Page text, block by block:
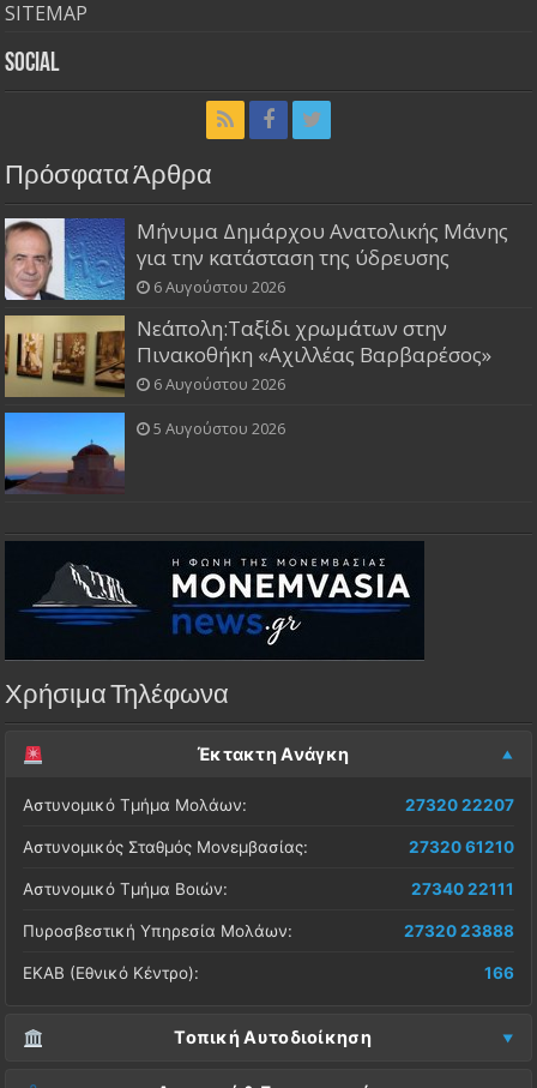
SITEMAP
Social
Πρόσφατα Άρθρα
Μήνυμα Δημάρχου Ανατολικής Μάνης
για την κατάσταση της ύδρευσης
6 Αυγούστου 2026
Νεάπολη:Ταξίδι χρωμάτων στην
Πινακοθήκη «Αχιλλέας Βαρβαρέσος»
6 Αυγούστου 2026
5 Αυγούστου 2026
Χρήσιμα Τηλέφωνα
Έκτακτη Ανάγκη
Αστυνομικό Τμήμα Μολάων: 27320 22207
Αστυνομικός Σταθμός Μονεμβασίας: 27320 61210
Αστυνομικό Τμήμα Βοιών: 27340 22111
Πυροσβεστική Υπηρεσία Μολάων: 27320 23888
ΕΚΑΒ (Εθνικό Κέντρο): 166
Τοπική Αυτοδιοίκηση
Δήμος Μονεμβασίας (Έδρα):